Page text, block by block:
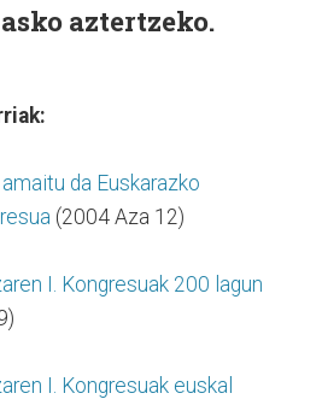
aztertzeko.
da Euskarazko
(2004 Aza 12)
I. Kongresuak 200 lagun
I. Kongresuak euskal